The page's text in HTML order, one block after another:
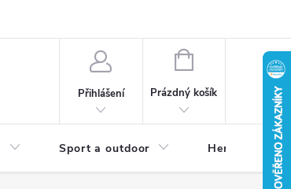
Přihlášení
NÁKUPNÍ
Prázdný košík
Sport a outdoor Herní zóna